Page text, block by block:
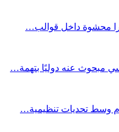
مبحوث عنه دوليًا بتهمة…
وسط تحديات تنظيمية…